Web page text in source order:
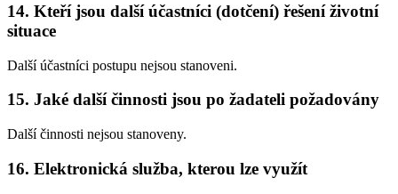
14. Kteří jsou další účastníci (dotčení) řešení životní
situace
Další účastníci postupu nejsou stanoveni.
15. Jaké další činnosti jsou po žadateli požadovány
Další činnosti nejsou stanoveny.
16. Elektronická služba, kterou lze využít